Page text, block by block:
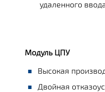
удаленного
Модуль ЦПУ
Высокая
Двойная